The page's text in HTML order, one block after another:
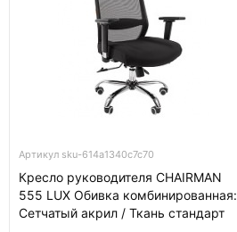
Артикул sku-614a1340c7c70
Кресло руководителя CHAIRMAN
555 LUX Обивка комбинированная:
Сетчатый акрил / Ткань стандарт